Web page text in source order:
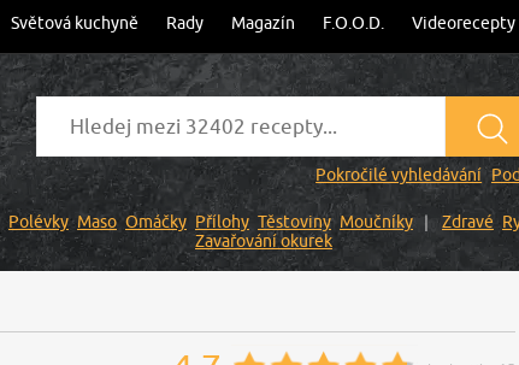
Světová kuchyně Rady Magazín F.O.O.D. Videorecepty
Pokročilé vyhledávání
Polévky Maso Omáčky Přílohy Těstoviny Moučníky Zdravé
Zavařování okurek